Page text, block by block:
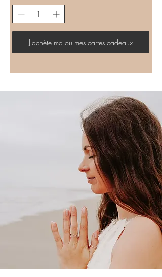
J'achète ma ou mes cartes cadeaux